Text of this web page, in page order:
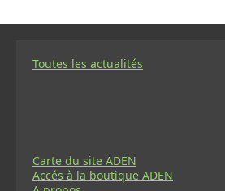
Toutes les actualités
Carte du site ADEN
Accés à la boutique ADEN